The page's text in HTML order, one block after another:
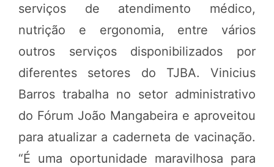
serviços de atendimento médico,
nutrição e ergonomia, entre vários
outros serviços disponibilizados por
diferentes setores do TJBA. Vinicius
Barros trabalha no setor administrativo
do Fórum João Mangabeira e aproveitou
para atualizar a caderneta de vacinação.
“É uma oportunidade maravilhosa para